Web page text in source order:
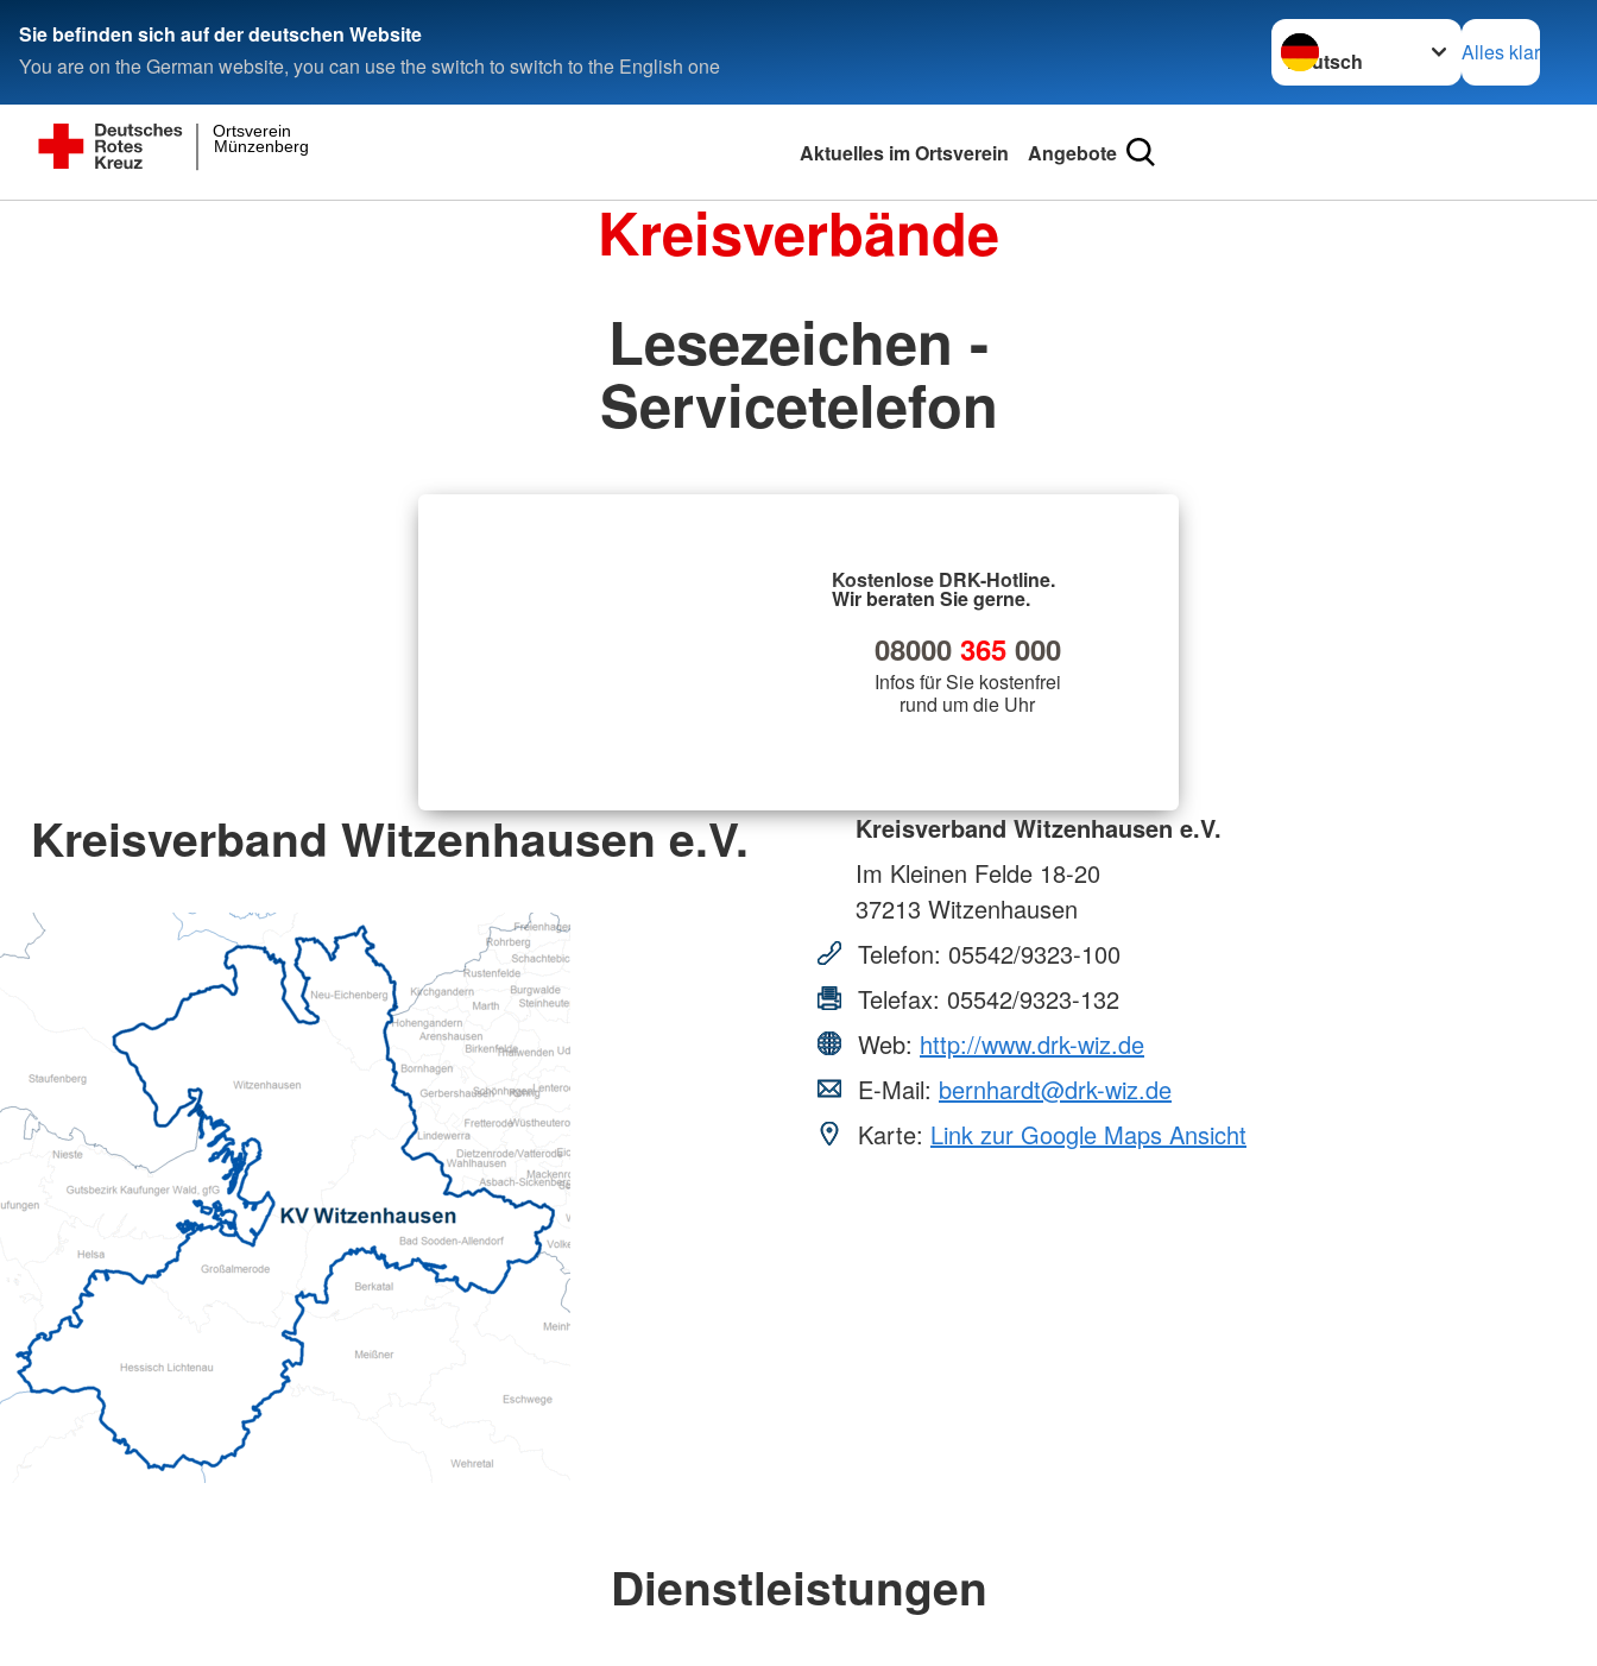
Sie befinden sich auf der deutschen Website
You are on the German website, you can use the switch to switch to the English one
Sprache wechseln zu
Alles klar
Münzenberg
Ortsverein
Aktuelles im Ortsverein Angebote
Kreisverbände
Lesezeichen -
Servicetelefon
Kostenlose DRK-Hotline.
Wir beraten Sie gerne.
08000 365000
Infos für Sie kostenfrei
rund um die Uhr
Kreisverband Witzenhausen e.V.
Kreisverband Witzenhausen e.V.
Im Kleinen Felde 18-20
37213 Witzenhausen
Telefon: 05542/9323-100
Telefax: 05542/9323-132
Web: http://www.drk-wiz.de
E-Mail: bernhardt@drk-wiz.de
Karte: Link zur Google Maps Ansicht
Dienstleistungen